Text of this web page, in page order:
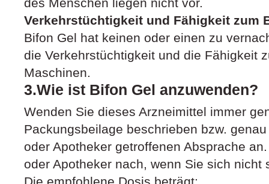
Verkehrstüchtigkeit und Fähigkeit zum
Bifon Gel hat keinen oder einen zu
die Verkehrstüchtigkeit und die Fähigkeit
Maschinen.
3.Wie ist Bifon Gel anzuwenden?
Wenden Sie dieses Arzneimittel immer
Packungsbeilage beschrieben bzw.
oder Apotheker getroffenen Absprache
oder Apotheker nach, wenn Sie sich nicht
Die empfohlene Dosis beträgt: